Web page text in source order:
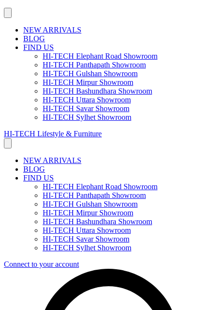
NEW ARRIVALS
BLOG
FIND US
HI-TECH Elephant Road Showroom
HI-TECH Panthapath Showroom
HI-TECH Gulshan Showroom
HI-TECH Mirpur Showroom
HI-TECH Bashundhara Showroom
HI-TECH Uttara Showroom
HI-TECH Savar Showroom
HI-TECH Sylhet Showroom
HI-TECH Lifestyle & Furniture
NEW ARRIVALS
BLOG
FIND US
HI-TECH Elephant Road Showroom
HI-TECH Panthapath Showroom
HI-TECH Gulshan Showroom
HI-TECH Mirpur Showroom
HI-TECH Bashundhara Showroom
HI-TECH Uttara Showroom
HI-TECH Savar Showroom
HI-TECH Sylhet Showroom
Connect to your account